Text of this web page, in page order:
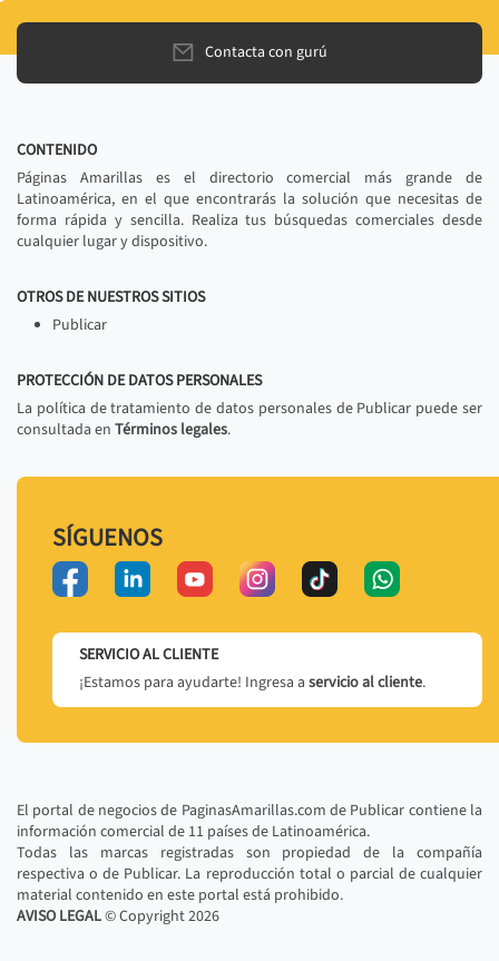
Contacta con gurú
CONTENIDO
Páginas Amarillas es el directorio comercial más grande de
Latinoamérica, en el que encontrarás la solución que necesitas de
forma rápida y sencilla. Realiza tus búsquedas comerciales desde
cualquier lugar y dispositivo.
OTROS DE NUESTROS SITIOS
Publicar
PROTECCIÓN DE DATOS PERSONALES
La política de tratamiento de datos personales de Publicar puede ser
consultada en Términos legales.
SÍGUENOS
SERVICIO AL CLIENTE
¡Estamos para ayudarte! Ingresa a servicio al cliente.
El portal de negocios de PaginasAmarillas.com de Publicar contiene la
información comercial de 11 países de Latinoamérica.
Todas las marcas registradas son propiedad de la compañía
respectiva o de Publicar. La reproducción total o parcial de cualquier
material contenido en este portal está prohibido.
AVISO LEGAL© Copyright2026